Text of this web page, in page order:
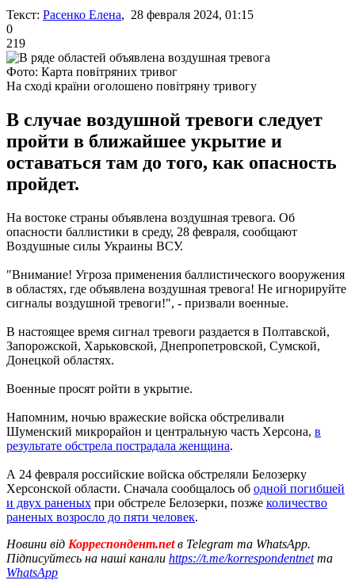
Текст: Расенко Елена, 28 февраля 2024, 01:15
0
219
Фото: Карта повітряних тривог
На сході країни оголошено повітряну тривогу
В случае воздушной тревоги следует
пройти в ближайшее укрытие и
оставаться там до того, как опасность
пройдет.
На востоке страны объявлена воздушная тревога. Об
опасности баллистики в среду, 28 февраля, сообщают
Воздушные силы Украины ВСУ.
"Внимание! Угроза применения баллистического вооружения
в областях, где объявлена воздушная тревога! Не игнорируйте
сигналы воздушной тревоги!", - призвали военные.
В настоящее время сигнал тревоги раздается в Полтавской,
Запорожской, Харьковской, Днепропетровской, Сумской,
Донецкой областях.
Военные просят ройти в укрытие.
Напомним, ночью вражеские войска обстреливали
Шуменский микрорайон и центральную часть Херсона, в
результате обстрела пострадала женщина.
А 24 февраля российские войска обстреляли Белозерку
Херсонской области. Сначала сообщалось об одной погибшей
и двух раненых при обстреле Белозерки, позже количество
раненых возросло до пяти человек.
Новини від Корреспондент.netв Telegram та WhatsApp.
Підписуйтесь на наші канали https://t.me/korrespondentnetта
WhatsApp